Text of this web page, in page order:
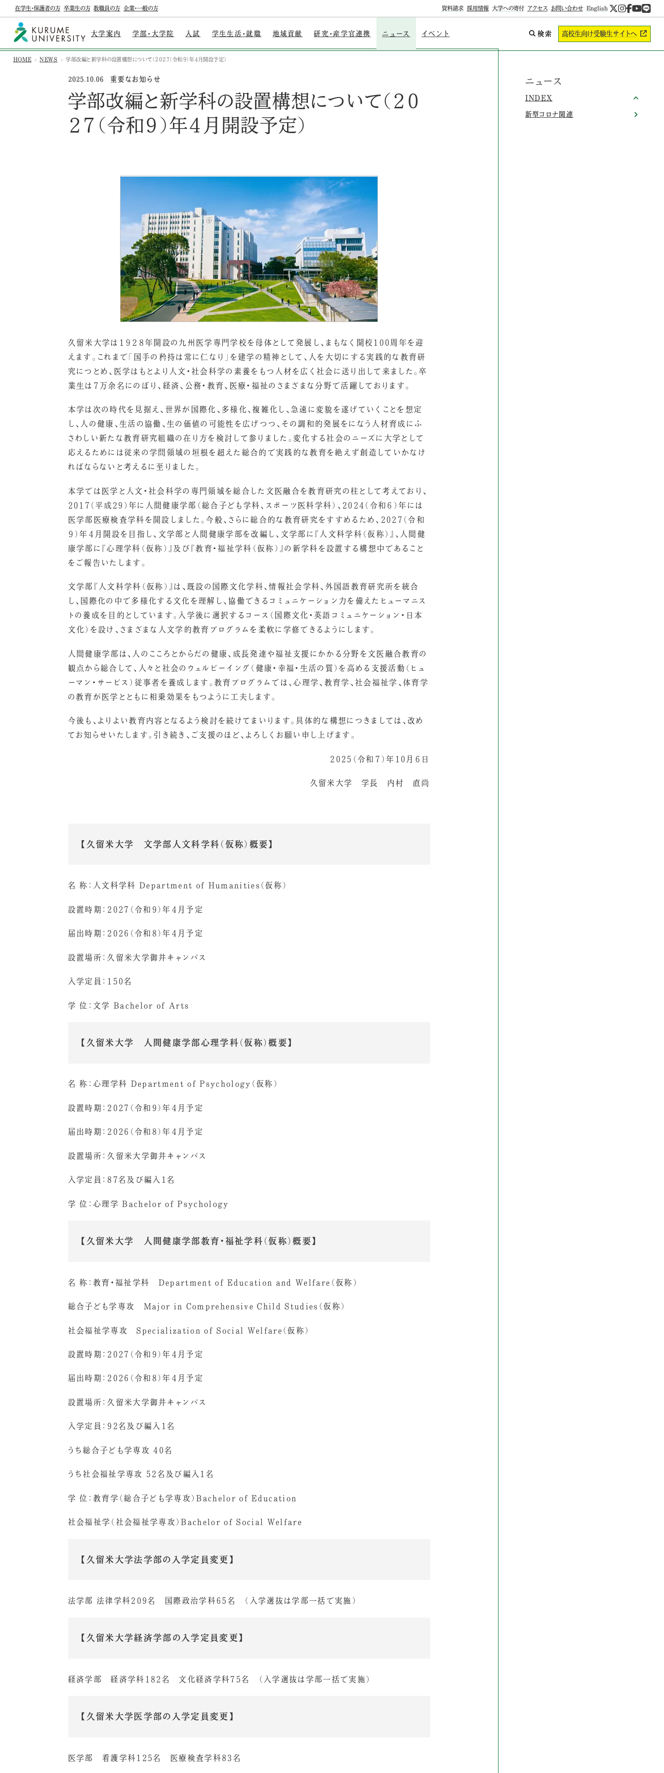
在学生・保護者の方 卒業生の方 教職員の方 企業・一般の方 資料請求 採用情報 大学への寄付 アクセス お問い合わせ English
大学案内 学部・大学院 入試 学生生活・就職 地域貢献 研究・産学官連携 ニュース イベント 検索 高校生向け受験生サイトへ
HOME NEWS 学部改編と新学科の設置構想について（２０２７（令和９）年４月開設予定）
2025.10.06 重要なお知らせ
学部改編と新学科の設置構想について（２０
２７（令和９）年４月開設予定）
久留米大学は１９２８年開設の九州医学専門学校を母体として発展し、まもなく開校100周年を迎
えます。これまで「国手の矜持は常に仁なり」を建学の精神として、人を大切にする実践的な教育研
究につとめ、医学はもとより人文・社会科学の素養をもつ人材を広く社会に送り出して来ました。卒
業生は７万余名にのぼり、経済、公務・教育、医療・福祉のさまざまな分野で活躍しております。
本学は次の時代を見据え、世界が国際化、多様化、複雑化し、急速に変貌を遂げていくことを想定
し、人の健康、生活の協働、生の価値の可能性を広げつつ、その調和的発展をになう人材育成にふ
さわしい新たな教育研究組織の在り方を検討して参りました。変化する社会のニーズに大学として
応えるためには従来の学問領域の垣根を超えた総合的で実践的な教育を絶えず創造していかなけ
ればならないと考えるに至りました。
本学では医学と人文・社会科学の専門領域を総合した文医融合を教育研究の柱として考えており、
2017（平成29）年に人間健康学部（総合子ども学科、スポーツ医科学科）、2024（令和６）年には
医学部医療検査学科を開設しました。今般、さらに総合的な教育研究をすすめるため、2027（令和
９）年４月開設を目指し、文学部と人間健康学部を改編し、文学部に『人文科学科（仮称）』、人間健
康学部に『心理学科（仮称）』及び『教育・福祉学科（仮称）』の新学科を設置する構想中であること
をご報告いたします。
文学部『人文科学科（仮称）』は、既設の国際文化学科、情報社会学科、外国語教育研究所を統合
し、国際化の中で多様化する文化を理解し、協働できるコミュニケーション力を備えたヒューマニス
トの養成を目的としています。入学後に選択するコース（国際文化・英語コミュニケーション・日本
文化）を設け、さまざまな人文学的教育プログラムを柔軟に学修できるようにします。
人間健康学部は、人のこころとからだの健康、成長発達や福祉支援にかかる分野を文医融合教育の
観点から総合して、人々と社会のウェルビーイング（健康・幸福・生活の質）を高める支援活動（ヒュ
ーマン・サービス）従事者を養成します。教育プログラムでは、心理学、教育学、社会福祉学、体育学
の教育が医学とともに相乗効果をもつように工夫します。
今後も、よりよい教育内容となるよう検討を続けてまいります。具体的な構想につきましては、改め
てお知らせいたします。引き続き、ご支援のほど、よろしくお願い申し上げます。
2025（令和７）年10月６日
久留米大学 学長 内村 直尚
【久留米大学 文学部人文科学科（仮称）概要】
名 称：人文科学科 Department of Humanities（仮称）
設置時期：2027（令和9）年４月予定
届出時期：2026（令和8）年４月予定
設置場所：久留米大学御井キャンパス
入学定員：150名
学 位：文学 Bachelor of Arts
【久留米大学 人間健康学部心理学科（仮称）概要】
名 称：心理学科 Department of Psychology（仮称）
設置時期：2027（令和9）年４月予定
届出時期：2026（令和8）年４月予定
設置場所：久留米大学御井キャンパス
入学定員：87名及び編入1名
学 位：心理学 Bachelor of Psychology
【久留米大学 人間健康学部教育・福祉学科（仮称）概要】
名 称：教育・福祉学科 Department of Education and Welfare（仮称）
総合子ども学専攻 Major in Comprehensive Child Studies（仮称）
社会福祉学専攻 Specialization of Social Welfare（仮称）
設置時期：2027（令和9）年４月予定
届出時期：2026（令和8）年４月予定
設置場所：久留米大学御井キャンパス
入学定員：92名及び編入1名
うち総合子ども学専攻 40名
うち社会福祉学専攻 52名及び編入1名
学 位：教育学（総合子ども学専攻）Bachelor of Education
社会福祉学（社会福祉学専攻）Bachelor of Social Welfare
【久留米大学法学部の入学定員変更】
法学部 法律学科209名 国際政治学科65名 （入学選抜は学部一括で実施）
【久留米大学経済学部の入学定員変更】
経済学部 経済学科182名 文化経済学科75名 （入学選抜は学部一括で実施）
【久留米大学医学部の入学定員変更】
医学部 看護学科125名 医療検査学科83名
ニュース
INDEX
新型コロナ関連